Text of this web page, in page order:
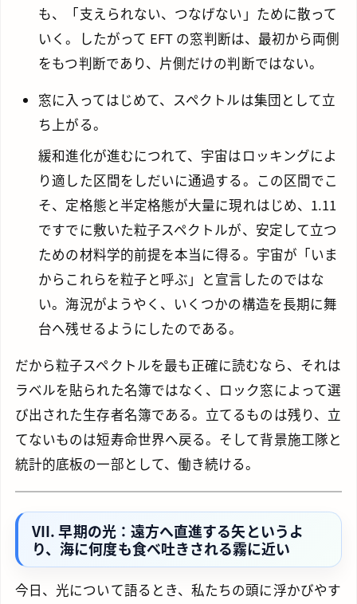
も、「支えられない、つなげない」ために散って
いく。したがって EFT の窓判断は、最初から両側
をもつ判断であり、片側だけの判断ではない。
窓に入ってはじめて、スペクトルは集団として立
ち上がる。
緩和進化が進むにつれて、宇宙はロッキングによ
り適した区間をしだいに通過する。この区間でこ
そ、定格態と半定格態が大量に現れはじめ、1.11
ですでに敷いた粒子スペクトルが、安定して立つ
ための材料学的前提を本当に得る。宇宙が「いま
からこれらを粒子と呼ぶ」と宣言したのではな
い。海況がようやく、いくつかの構造を長期に舞
台へ残せるようにしたのである。
だから粒子スペクトルを最も正確に読むなら、それは
ラベルを貼られた名簿ではなく、ロック窓によって選
び出された生存者名簿である。立てるものは残り、立
てないものは短寿命世界へ戻る。そして背景施工隊と
統計的底板の一部として、働き続ける。
VII. 早期の光：遠方へ直進する矢というよ
り、海に何度も食べ吐きされる霧に近い
今日、光について語るとき、私たちの頭に浮かびやす